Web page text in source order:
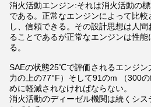
消火活動エンジン:それは消火活動の
である。正常なエンジンによって比
し、信頼できる。その設計思想は人
ることであるが正常なエンジンは性
る。
SAEの状態25℃で評価されるエンジン
力の上の77°F）そして91のm （300
めに軽減されなければならない。
消火活動のディーゼル機関は続くシス